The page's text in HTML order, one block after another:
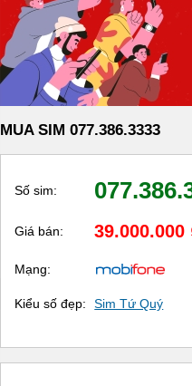
MUA SIM 077.386.3333
Số sim:
Giá bán: 39.000.000
Mạng:
Kiểu số đẹp: Sim Tứ Quý